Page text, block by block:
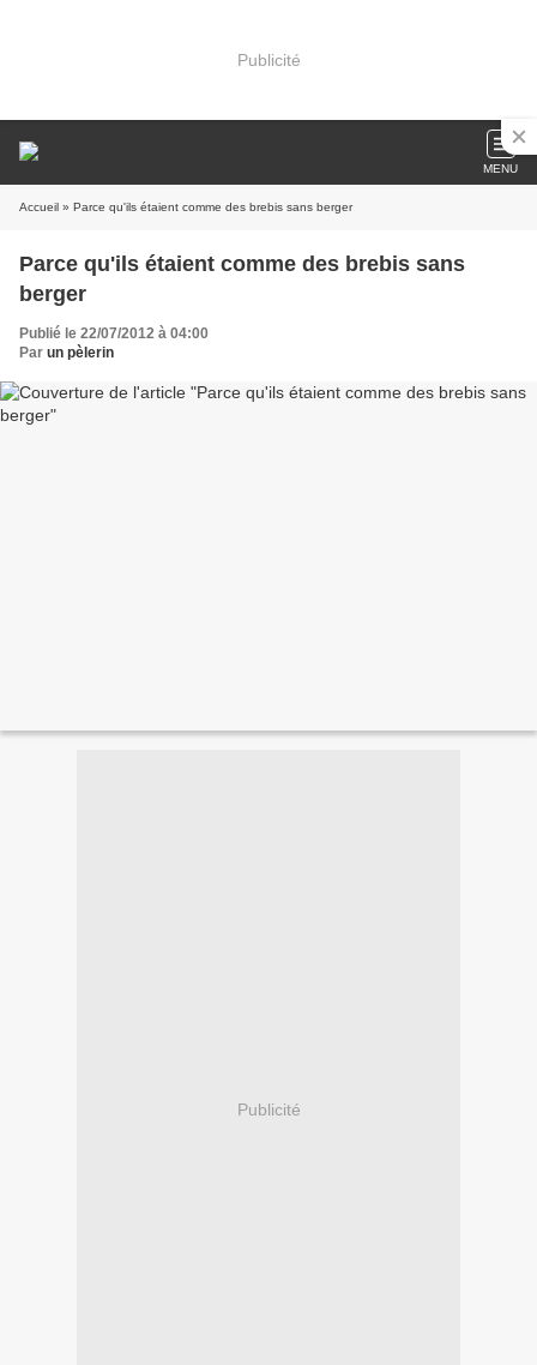
Publicité
MENU
Accueil » Parce qu'ils étaient comme des brebis sans berger
Parce qu'ils étaient comme des brebis sans
berger
Publié le 22/07/2012 à 04:00
Par un pèlerin
Publicité